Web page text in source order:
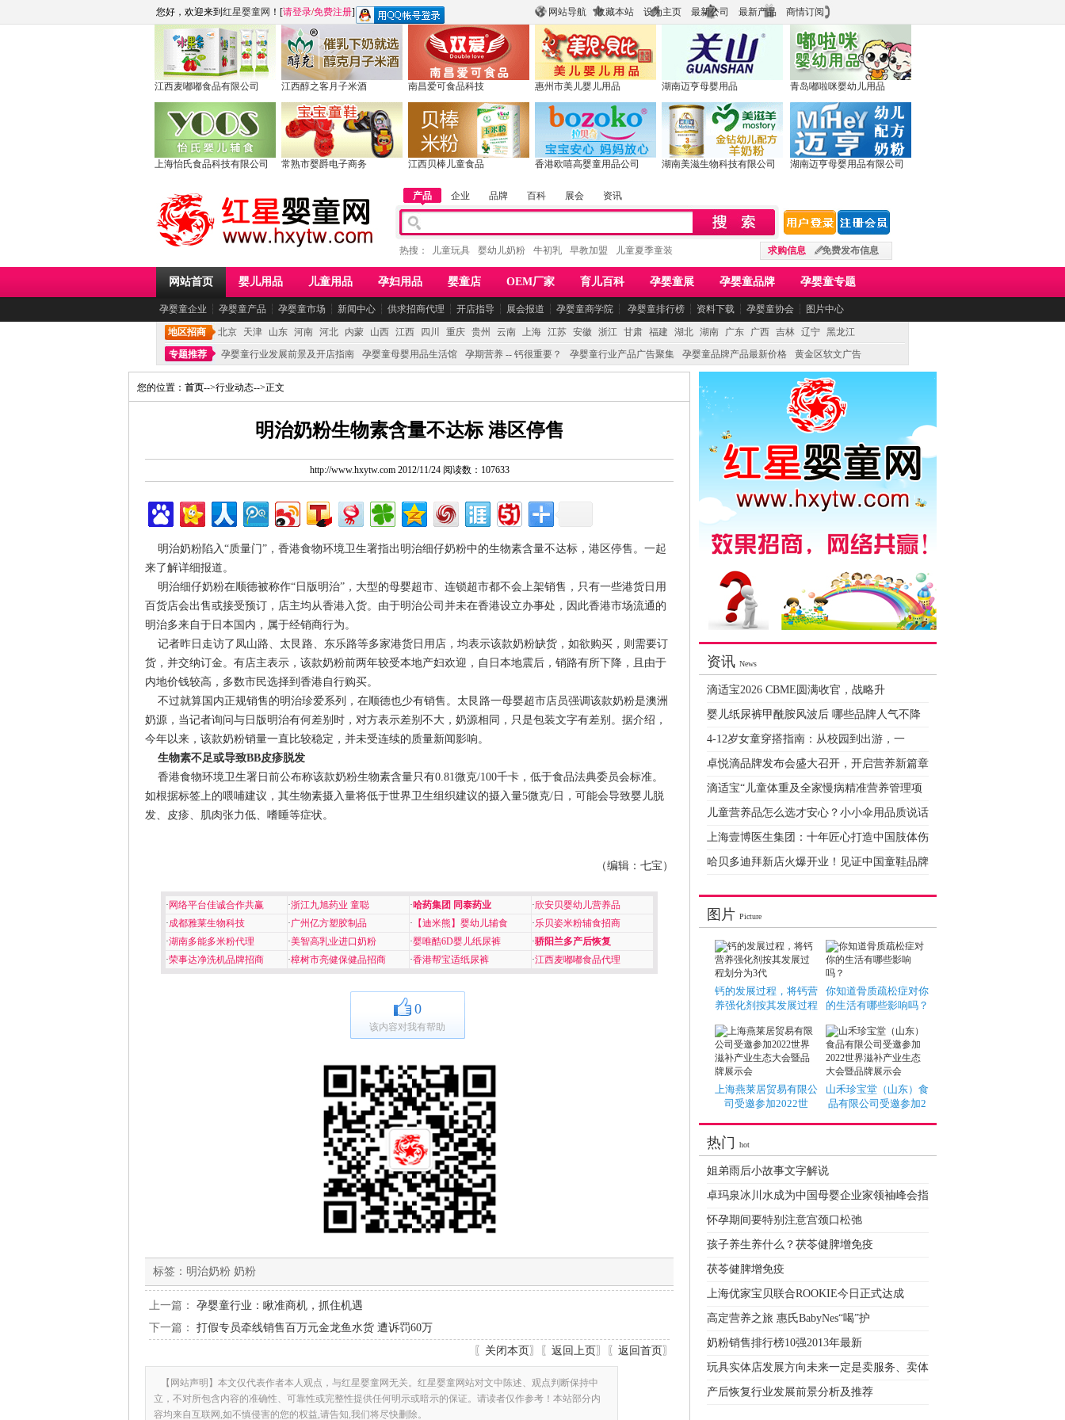
网站导航 收藏本站 设为主页 最新公司 最新产品 商情订阅
您好，欢迎来到 红星婴童网 ！[请登录/免费注册]
江西麦嘟嘟食品有限公司 江西醇之客月子米酒 南昌爱可食品科技 惠州市美儿婴儿用品 湖南迈亨母婴用品 青岛嘟啦咪婴幼儿用品
上海怡氏食品科技有限公司 常熟市婴爵电子商务 江西贝棒儿童食品 香港欧嘻高婴童用品公司 湖南美滋生物科技有限公司 湖南迈亨母婴用品有限公司
产品 企业 品牌 百科 展会 资讯
求购信息 免费发布信息
热搜： 儿童玩具 婴幼儿奶粉 牛初乳 早教加盟 儿童夏季童装
网站首页 婴儿用品 儿童用品 孕妇用品 婴童店 OEM厂家 育儿百科 孕婴童展 孕婴童品牌 孕婴童专题
孕婴童企业 ┆ 孕婴童产品 ┆ 孕婴童市场 ┆ 新闻中心 ┆ 供求招商代理 ┆ 开店指导 ┆ 展会报道 ┆ 孕婴童商学院 ┆ 孕婴童排行榜 ┆ 资料下载 ┆ 孕婴童协会 ┆ 图片中心
地区招商 北京 天津 山东 河南 河北 内蒙 山西 江西 四川 重庆 贵州 云南 上海 江苏 安徽 浙江 甘肃 福建 湖北 湖南 广东 广西 吉林 辽宁 黑龙江
专题推荐
孕婴童行业发展前景及开店指南 孕婴童母婴用品生活馆 孕期营养 -- 钙很重要？ 孕婴童行业产品广告聚集 孕婴童品牌产品最新价格 黄金区软文广告
您的位置： 首页-->行业动态-->正文
明治奶粉生物素含量不达标 港区停售
http://www.hxytw.com 2012/11/24 阅读数：107633
明治奶粉陷入“质量门”，香港食物环境卫生署指出明治细仔奶粉中的生物素含量不达标，港区停售。一起
来了解详细报道。
明治细仔奶粉在顺德被称作“日版明治”，大型的母婴超市、连锁超市都不会上架销售，只有一些港货日用
百货店会出售或接受预订，店主均从香港入货。由于明治公司并未在香港设立办事处，因此香港市场流通的
明治多来自于日本国内，属于经销商行为。
记者昨日走访了凤山路、太艮路、东乐路等多家港货日用店，均表示该款奶粉缺货，如欲购买，则需要订
货，并交纳订金。有店主表示，该款奶粉前两年较受本地产妇欢迎，自日本地震后，销路有所下降，且由于
内地价钱较高，多数市民选择到香港自行购买。
不过就算国内正规销售的明治珍爱系列，在顺德也少有销售。太艮路一母婴超市店员强调该款奶粉是澳洲
奶源，当记者询问与日版明治有何差别时，对方表示差别不大，奶源相同，只是包装文字有差别。据介绍，
今年以来，该款奶粉销量一直比较稳定，并未受连续的质量新闻影响。
生物素不足或导致BB皮疹脱发
香港食物环境卫生署日前公布称该款奶粉生物素含量只有0.81微克/100千卡，低于食品法典委员会标准。
如根据标签上的喂哺建议，其生物素摄入量将低于世界卫生组织建议的摄入量5微克/日，可能会导致婴儿脱
发、皮疹、肌肉张力低、嗜睡等症状。
（编辑：七宝）
· 网络平台佳诚合作共赢 ·浙江九旭药业 童聪 ·哈药集团 同泰药业 ·欣安贝婴幼儿营养品
·成都雅莱生物科技 ·广州亿方塑胶制品 · 【迪米熊】婴幼儿辅食 ·乐贝姿米粉辅食招商
·湖南多能多米粉代理 ·美智高乳业进口奶粉 ·婴唯酷6D婴儿纸尿裤 ·骄阳兰多产后恢复
·荣事达净洗机品牌招商 ·樟树市亮健保健品招商 ·香港帮宝适纸尿裤 ·江西麦嘟嘟食品代理
0
该内容对我有帮助
标签： 明治奶粉 奶粉
上一篇： 孕婴童行业：瞅准商机，抓住机遇
下一篇： 打假专员牵线销售百万元金龙鱼水货 遭诉罚60万
〖 关闭本页〗〖 返回上页〗〖 返回首页〗
【网站声明】本文仅代表作者本人观点，与红星婴童网无关。红星婴童网站对文中陈述、观点判断保持中
立，不对所包含内容的准确性、可靠性或完整性提供任何明示或暗示的保证。请读者仅作参考！本站部分内
容均来自互联网,如不慎侵害的您的权益,请告知,我们将尽快删除。
资讯 News
滴适宝2026 CBME圆满收官，战略升
婴儿纸尿裤甲酰胺风波后 哪些品牌人气不降
4-12岁女童穿搭指南：从校园到出游，一
卓悦滴品牌发布会盛大召开，开启营养新篇章
滴适宝“儿童体重及全家慢病精准营养管理项
儿童营养品怎么选才安心？小小伞用品质说话
上海壹博医生集团：十年匠心打造中国肢体伤
哈贝多迪拜新店火爆开业！见证中国童鞋品牌
图片 Picture
钙的发展过程，将钙营
养强化剂按其发展过程
你知道骨质疏松症对你
的生活有哪些影响吗？
上海燕莱居贸易有限公
司受邀参加2022世
山禾珍宝堂（山东）食
品有限公司受邀参加2
热门 hot
姐弟雨后小故事文字解说
卓玛泉冰川水成为中国母婴企业家领袖峰会指
怀孕期间要特别注意宫颈口松弛
孩子养生养什么？茯苓健脾增免疫
茯苓健脾增免疫
上海优家宝贝联合ROOKIE今日正式达成
高定营养之旅 惠氏BabyNes“喝”护
奶粉销售排行榜10强2013年最新
玩具实体店发展方向未来一定是卖服务、卖体
产后恢复行业发展前景分析及推荐